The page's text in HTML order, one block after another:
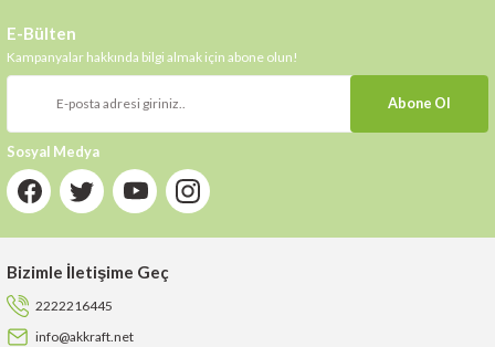
E-Bülten
Kampanyalar hakkında bilgi almak için abone olun!
Abone Ol
Sosyal Medya
Bizimle İletişime Geç
2222216445
info@akkraft.net